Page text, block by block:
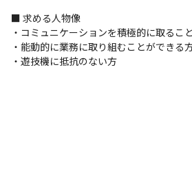
■ 求める人物像
・コミュニケーションを積極的に取るこ
・能動的に業務に取り組むことができる
・遊技機に抵抗のない方